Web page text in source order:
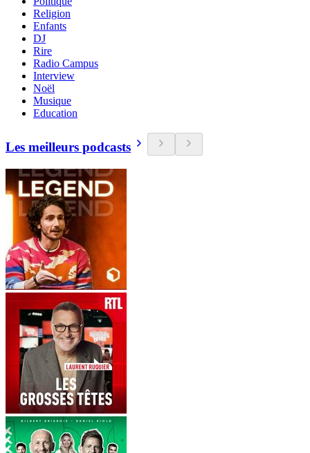
Religion
Enfants
DJ
Rire
Radio Campus
Interview
Noël
Musique
Education
Les meilleurs podcasts